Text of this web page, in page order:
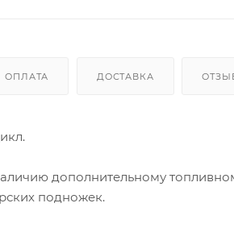
ОПЛАТА ДОСТАВКА
дополнительному
подножек.